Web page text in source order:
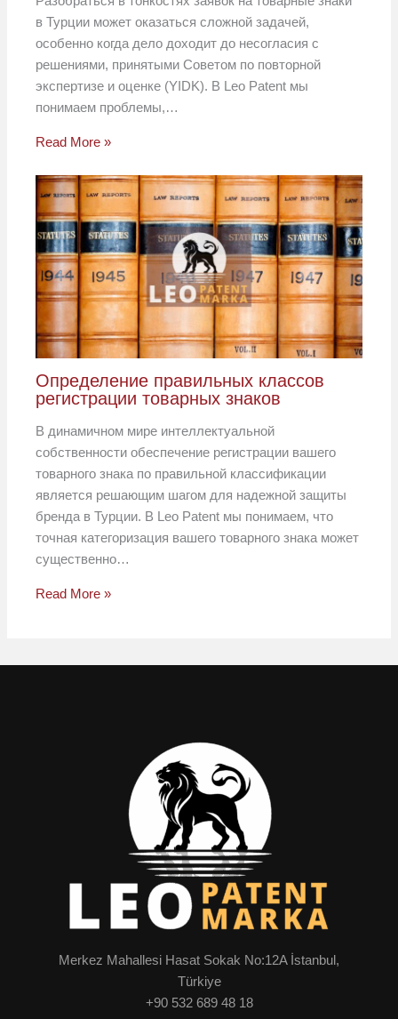
в Турции может оказаться сложной задачей,
особенно когда дело доходит до несогласия с
решениями, принятыми Советом по повторной
экспертизе и оценке (YIDK). В Leo Patent мы
понимаем проблемы,…
Read More »
Определение правильных классов
регистрации товарных знаков
В динамичном мире интеллектуальной
собственности обеспечение регистрации вашего
товарного знака по правильной классификации
является решающим шагом для надежной защиты
бренда в Турции. В Leo Patent мы понимаем, что
точная категоризация вашего товарного знака может
существенно…
Read More »
Merkez Mahallesi Hasat Sokak No:12A İstanbul,
Türkiye
+90 532 689 48 18